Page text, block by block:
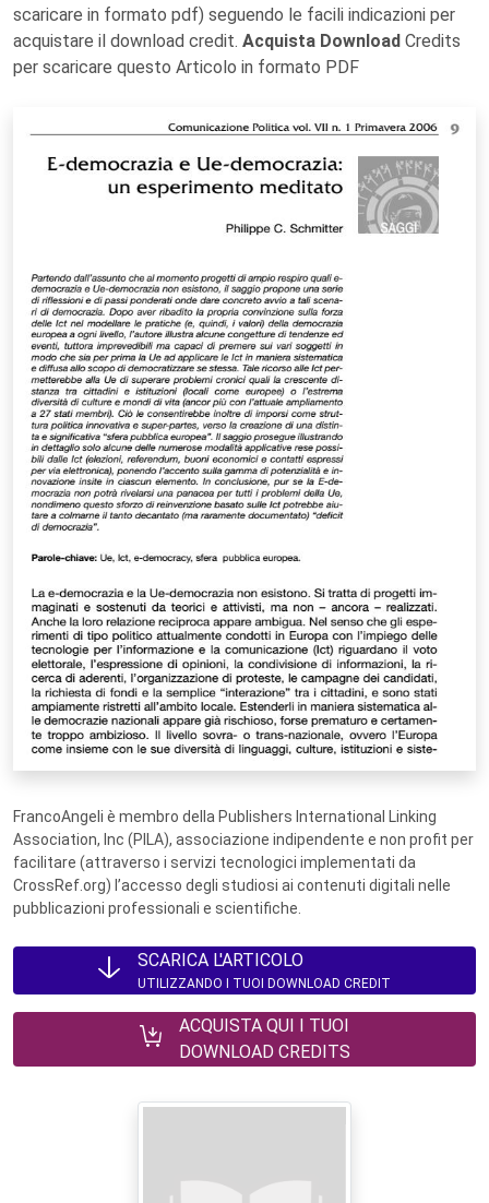
scaricare in formato pdf) seguendo le facili indicazioni per
acquistare il download credit. Acquista Download Credits
per scaricare questo Articolo in formato PDF
FrancoAngeli è membro della Publishers International Linking
Association, Inc (PILA), associazione indipendente e non profit per
facilitare (attraverso i servizi tecnologici implementati da
CrossRef.org) l’accesso degli studiosi ai contenuti digitali nelle
pubblicazioni professionali e scientifiche.
SCARICA L'ARTICOLO
UTILIZZANDO I TUOI DOWNLOAD CREDIT
ACQUISTA QUI I TUOI
DOWNLOAD CREDITS